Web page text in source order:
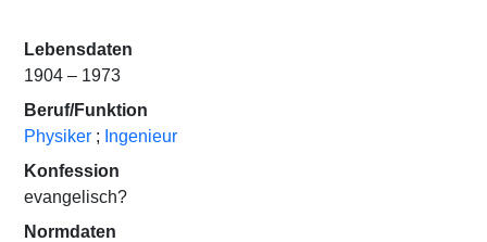
Lebensdaten
1904 – 1973
Beruf/Funktion
Physiker ; Ingenieur
Konfession
evangelisch?
Normdaten